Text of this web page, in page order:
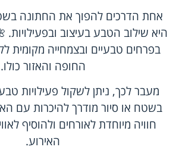
אחת הדרכים להפוך את החתונה
היא שילוב הטבע בעיצוב
בפרחים טבעיים ובצמחייה מקומית
החופה והאזור כולו.
מעבר לכך, ניתן לשקול פעילויות
בשטח או סיור מודרך להיכרות עם
חוויה מיוחדת לאורחים ולהוסיף
האירוע.